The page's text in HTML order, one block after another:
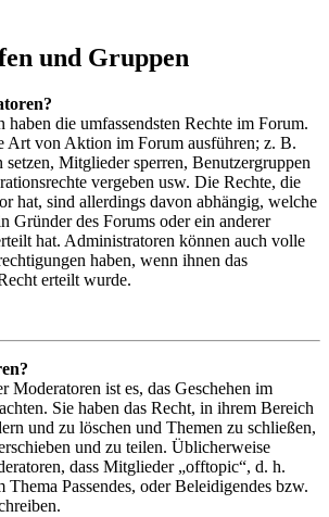
und Gruppen
haben die umfassendsten Rechte im Forum.
Art von Aktion im Forum ausführen; z. B.
setzen, Mitglieder sperren, Benutzergruppen
vergeben usw. Die Rechte, die
hat, sind allerdings davon abhängig, welche
Gründer des Forums oder ein anderer
hat. Administratoren können auch volle
haben, wenn ihnen das
erteilt wurde.
Moderatoren ist es, das Geschehen im
Sie haben das Recht, in ihrem Bereich
und zu löschen und Themen zu schließen,
und zu teilen. Üblicherweise
dass Mitglieder „offtopic“, d. h.
Thema Passendes, oder Beleidigendes bzw.